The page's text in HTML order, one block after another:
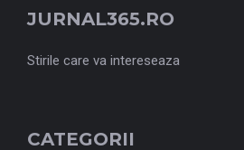
JURNAL365.RO
Stirile care va intereseaza
CATEGORII